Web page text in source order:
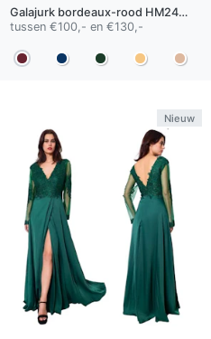
Galajurk bordeaux-rood HM2405
tussen €100,- en €130,-
Nieuw